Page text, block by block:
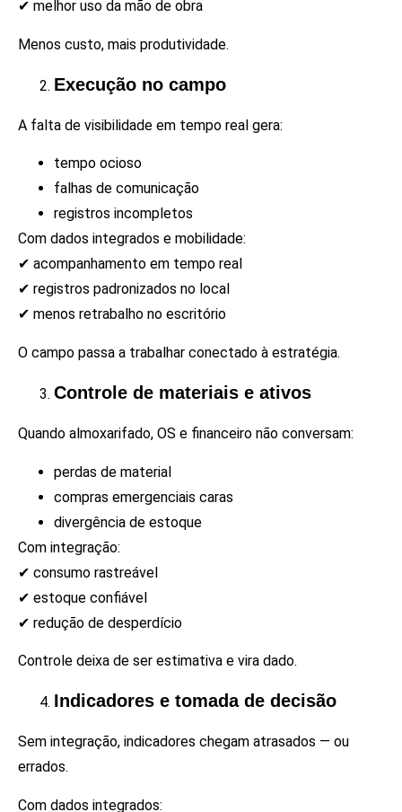
✔ melhor uso da mão de obra
Menos custo, mais produtividade.
Execução no campo
A falta de visibilidade em tempo real gera:
tempo ocioso
falhas de comunicação
registros incompletos
Com dados integrados e mobilidade:
✔ acompanhamento em tempo real
✔ registros padronizados no local
✔ menos retrabalho no escritório
O campo passa a trabalhar conectado à estratégia.
Controle de materiais e ativos
Quando almoxarifado, OS e financeiro não conversam:
perdas de material
compras emergenciais caras
divergência de estoque
Com integração:
✔ consumo rastreável
✔ estoque confiável
✔ redução de desperdício
Controle deixa de ser estimativa e vira dado.
Indicadores e tomada de decisão
Sem integração, indicadores chegam atrasados — ou
errados.
Com dados integrados: